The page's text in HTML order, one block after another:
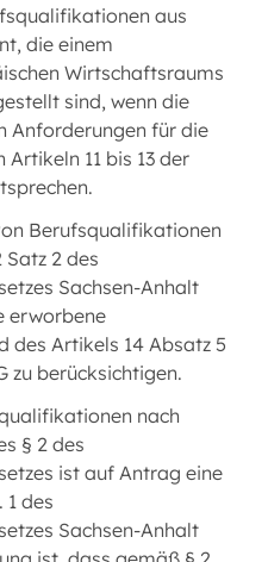
aus
die einem
Wirtschaftsraums
sind, wenn die
Anforderungen für die
11 bis 13 der
Berufsqualifikationen
Satz 2 des
Sachsen-Anhalt
erworbene
des Artikels 14 Absatz 5
zu berücksichtigen.
nach
§ 2 des
ist auf Antrag eine
1 des
Sachsen-Anhalt